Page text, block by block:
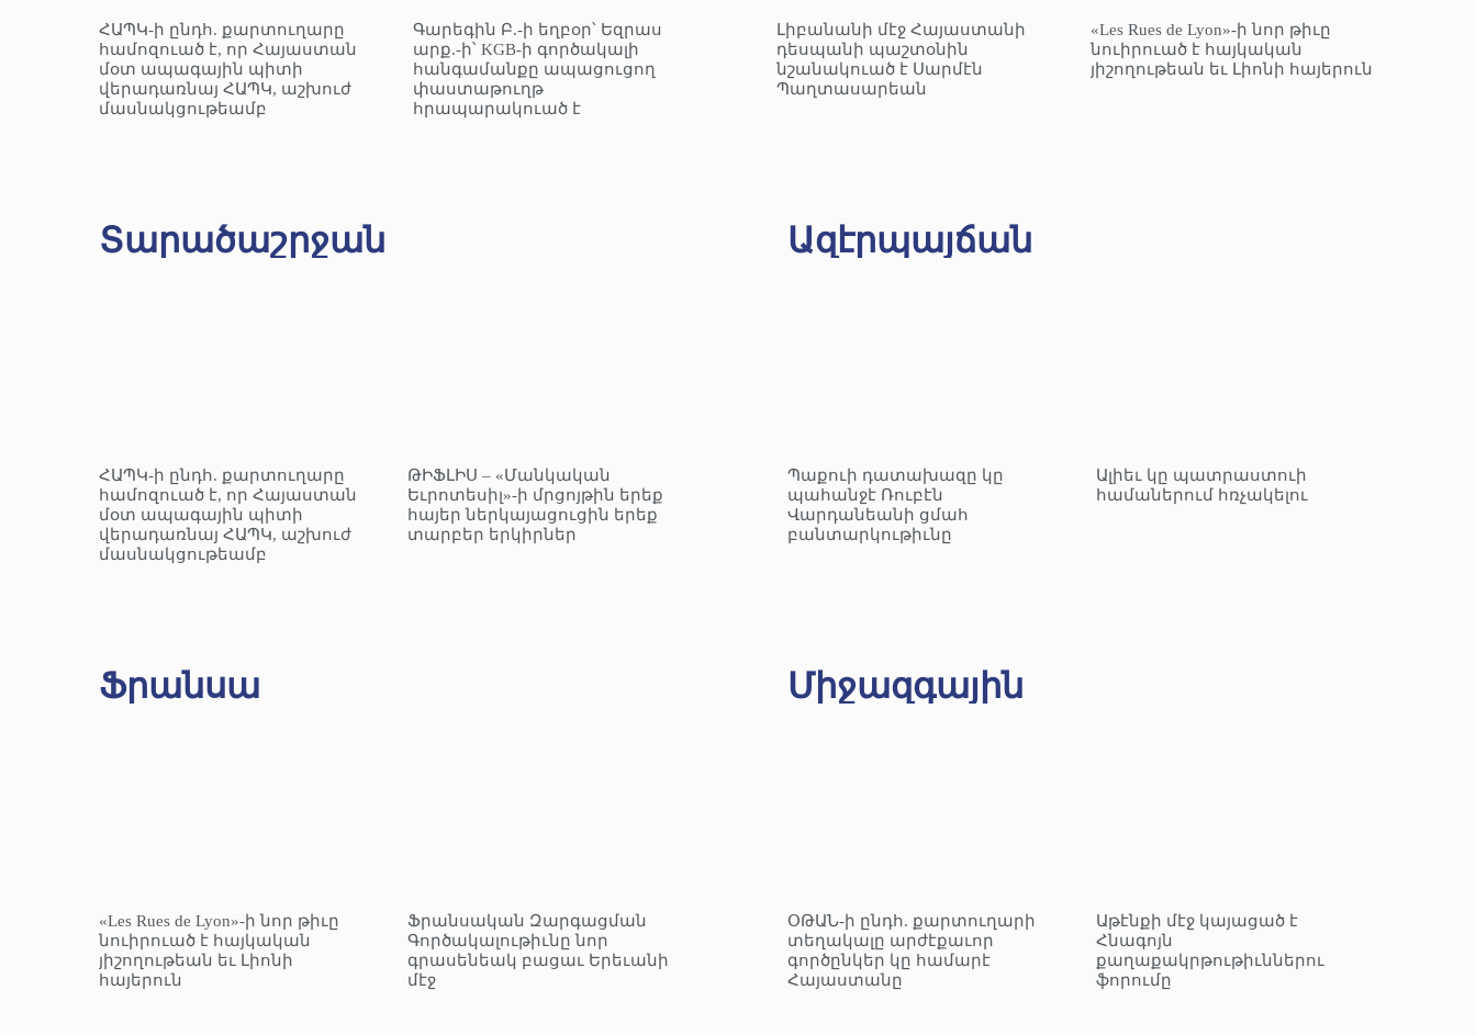
ՀԱՊԿ-ի ընդհ. քարտուղարը
համոզուած է, որ Հայաստան
մօտ ապագային պիտի
վերադառնայ ՀԱՊԿ, աշխուժ
մասնակցութեամբ
Գարեգին Բ.-ի եղբօր՝ Եզրաս
արք.-ի՝ KGB-ի գործակալի
հանգամանքը ապացուցող
փաստաթուղթ
հրապարակուած է
Լիբանանի մէջ Հայաստանի
դեսպանի պաշտօնին
նշանակուած է Սարմէն
Պաղտասարեան
«Les Rues de Lyon»-ի նոր թիւը
նուիրուած է հայկական
յիշողութեան եւ Լիոնի հայերուն
Տարածաշրջան
ՀԱՊԿ-ի ընդհ. քարտուղարը
համոզուած է, որ Հայաստան
մօտ ապագային պիտի
վերադառնայ ՀԱՊԿ, աշխուժ
մասնակցութեամբ
ԹԻՖԼԻՍ – «Մանկական
Եւրոտեսիլ»-ի մրցոյթին երեք
հայեր ներկայացուցին երեք
տարբեր երկիրներ
Ազէրպայճան
Պաքուի դատախազը կը
պահանջէ Ռուբէն
Վարդանեանի ցմահ
բանտարկութիւնը
Ալիեւ կը պատրաստուի
համաներում հռչակելու
Ֆրանսա
«Les Rues de Lyon»-ի նոր թիւը
նուիրուած է հայկական
յիշողութեան եւ Լիոնի
հայերուն
Ֆրանսական Զարգացման
Գործակալութիւնը նոր
գրասենեակ բացաւ Երեւանի
մէջ
Միջազգային
ՕԹԱՆ-ի ընդհ. քարտուղարի
տեղակալը արժէքաւոր
գործընկեր կը համարէ
Հայաստանը
Աթէնքի մէջ կայացած է
Հնագոյն
քաղաքակրթութիւններու
ֆորումը